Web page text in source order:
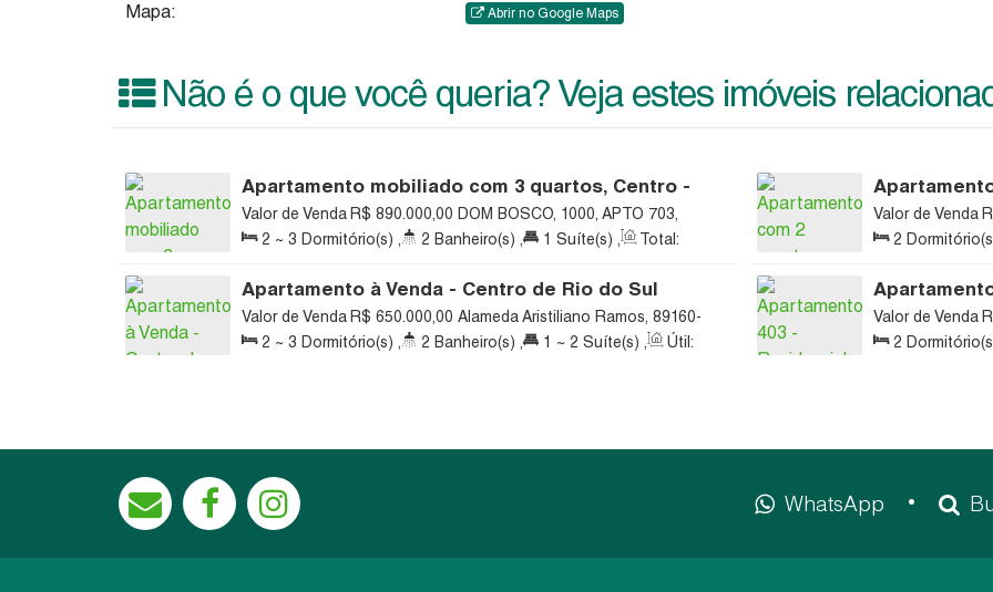
Mapa: Abrir no Google Maps
Não é o que você queria? Veja estes imóveis
Apartamento mobiliado com 3 quartos, Centro -
Rio do Sul
R$ 890.000,00
Valor de Venda
DOM BOSCO, 1000, APTO 703,
89160-117, Centro, Rio do Sul, Santa Catarina, Brasil
2 ~ 3 Dormitório(s) , 2 Banheiro(s) , 1 Suíte(s) ,
Total:
131.00m² , 1 Vaga(s) , Útil: 93.00m²
Valor de Venda
Centro, Rio do
2
Útil: 90.00m²
Apartamento à Venda - Centro de Rio do Sul
R$ 650.000,00
Valor de Venda
Alameda Aristiliano Ramos, 89160-
113, Centro, Rio do Sul, Santa Catarina, Brasil
2 ~ 3 Dormitório(s) , 2 Banheiro(s) , 1 ~ 2 Suíte(s) ,
Útil:
Dom Bosco
Valor de Venda
135, Centro, Rio
2
WhatsApp